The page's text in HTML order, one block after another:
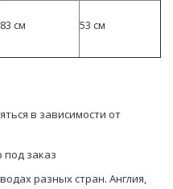
83 см 53 см
в зависимости от
заказ
разных стран. Англия,